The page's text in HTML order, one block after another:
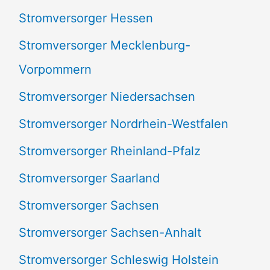
Stromversorger Hessen
Stromversorger Mecklenburg-
Vorpommern
Stromversorger Niedersachsen
Stromversorger Nordrhein-Westfalen
Stromversorger Rheinland-Pfalz
Stromversorger Saarland
Stromversorger Sachsen
Stromversorger Sachsen-Anhalt
Stromversorger Schleswig Holstein